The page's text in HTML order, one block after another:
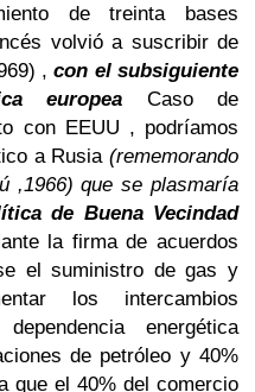
de treinta bases
volvió a suscribir de
,con el subsiguiente
europea Caso de
con EEUU , podríamos
a Rusia (rememorando
,1966) que se plasmaría
de Buena Vecindad
la firma de acuerdos
el suministro de gas y
los intercambios
energética
de petróleo y 40%
que el 40% del comercio